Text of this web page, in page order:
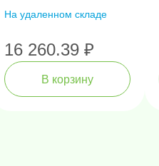
режим
GLP
На удаленном складе
16 260.39 ₽
В корзину